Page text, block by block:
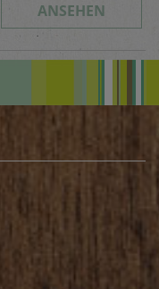
ANSEHEN